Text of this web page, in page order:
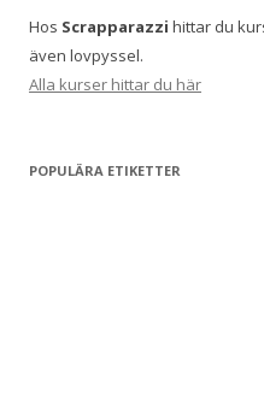
Hos Scrapparazzi hittar du
även lovpyssel.
Alla kurser hittar du här
POPULÄRA ETIKETTER